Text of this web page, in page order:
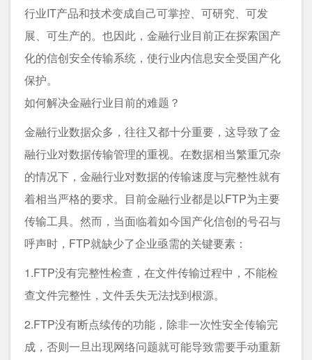
行业IT产品和技术变成自己可掌控、可研究、可发
展、可生产的。也因此，金融行业目前正在探索国产
化的信创安全传输系统，使行业内信息安全受国产化
保护。
如何解决金融行业目前的难题？
金融行业数据众多，往往又都十分重要，这导致了金
融行业对数据传输管理的重视。在数据相当繁重冗杂
的情况下，金融行业对数据的传输速度与完整性就有
着相当严格的要求。目前金融行业都是以FTP为主要
传输工具。然而，当面临着如今国产化信创的号召与
呼声时，FTP就缺少了企业亟需的关键要素：
1.FTP没有完整性检查，在文件传输过程中，不能检
查文件完整性，文件丢失无法找到根源。
2.FTP没有断点续传的功能，除非一次性安全传输完
成，否则一旦出现网络问题就可能导致需要手动重新